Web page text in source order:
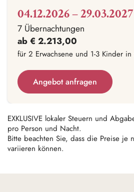
04.12.2026 – 29.03.2027
7 Übernachtungen
ab € 2.213,00
für 2 Erwachsene und 1-3 Kinder
Angebot anfragen
EXKLUSIVE lokaler Steuern und
pro Person und Nacht.
Bitte beachten Sie, dass die Preise je
variieren können.